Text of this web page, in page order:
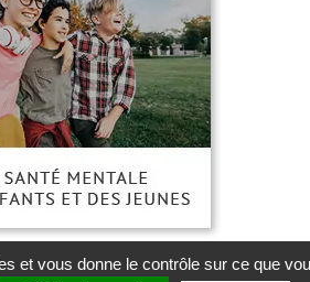
et vous donne le contrôle sur ce que